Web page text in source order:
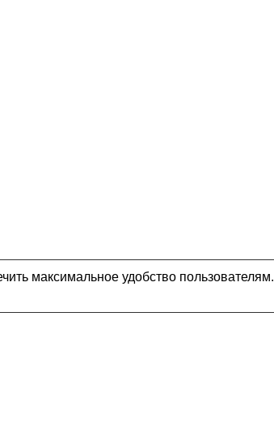
максимальное удобство пользователям.